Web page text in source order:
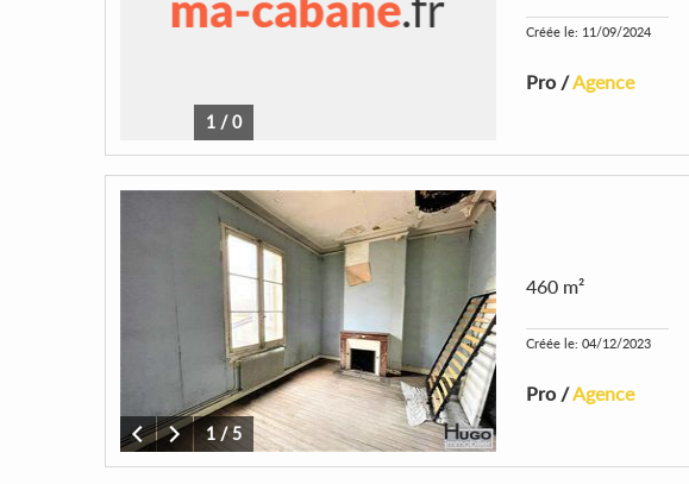
1 /0
Créée le: 11/09/2024
Pro /Agence
1 /5
460 m²
Créée le: 04/12/2023
Pro /Agence